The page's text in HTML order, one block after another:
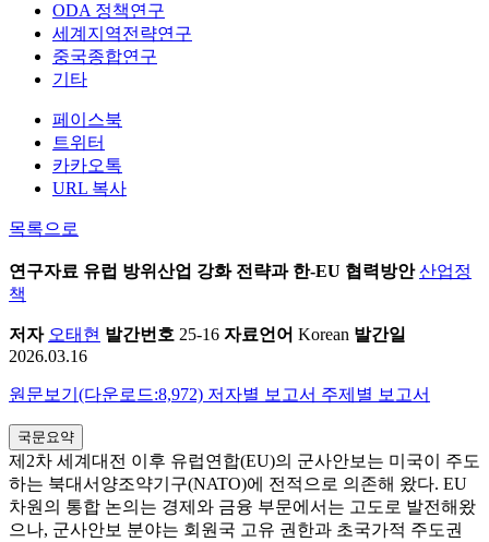
ODA 정책연구
세계지역전략연구
중국종합연구
기타
페이스북
트위터
카카오톡
URL 복사
목록으로
연구자료 유럽 방위산업 강화 전략과 한-EU 협력방안산업정
책
저자 오태현 발간번호 25-16 자료언어 Korean 발간일
2026.03.16
원문보기(다운로드:8,972) 저자별 보고서 주제별 보고서
국문요약
제2차 세계대전 이후 유럽연합(EU)의 군사안보는 미국이 주도
하는 북대서양조약기구(NATO)에 전적으로 의존해 왔다. EU
차원의 통합 논의는 경제와 금융 부문에서는 고도로 발전해왔
으나, 군사안보 분야는 회원국 고유 권한과 초국가적 주도권